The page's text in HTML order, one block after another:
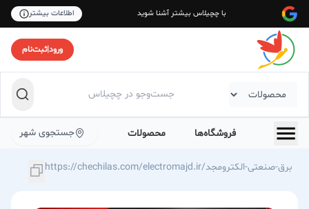
با چچیلاس بیشتر آشنا شوید اطلاعات بیشتر
ورود|ثبت‌نام
فروشگاه‌ها محصولات جستجوی شهر
https://chechilas.com/electromajd.ir/برق-صنعتی-الکترومجد